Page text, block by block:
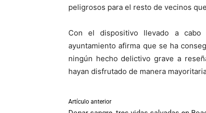
peligrosos para el resto de vecinos
Con el dispositivo llevado a cabo
ayuntamiento afirma que se ha
ningún hecho delictivo grave a
hayan disfrutado de manera
Artículo anterior